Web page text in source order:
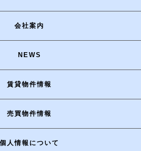
会社案内
NEWS
賃貸物件情報
売買物件情報
個人情報について